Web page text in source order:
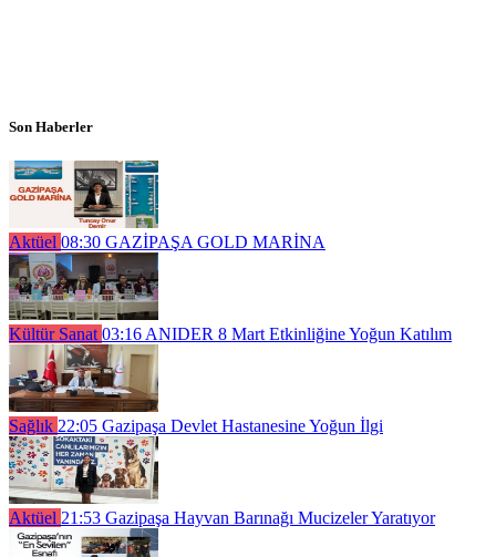
Son Haberler
Aktüel 08:30 GAZİPAŞA GOLD MARİNA
Kültür Sanat 03:16 ANIDER 8 Mart Etkinliğine Yoğun Katılım
Sağlık 22:05 Gazipaşa Devlet Hastanesine Yoğun İlgi
Aktüel 21:53 Gazipaşa Hayvan Barınağı Mucizeler Yaratıyor